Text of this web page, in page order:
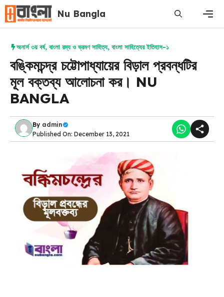
Skip
content
Nu Bangla
অনার্স ৩য় বর্ষ, বাংলা রম্য ও ভ্রমণ সাহিত্য, বাংলা সাহিত্যের ইতিহাস-১
বঙ্কিমচন্দ্র চট্টোপাধ্যায়ের বিড়াল প্রবন্ধটির
মূল বক্তব্য আলোচনা কর। NU
BANGLA
By admin
Published On: December 13, 2021